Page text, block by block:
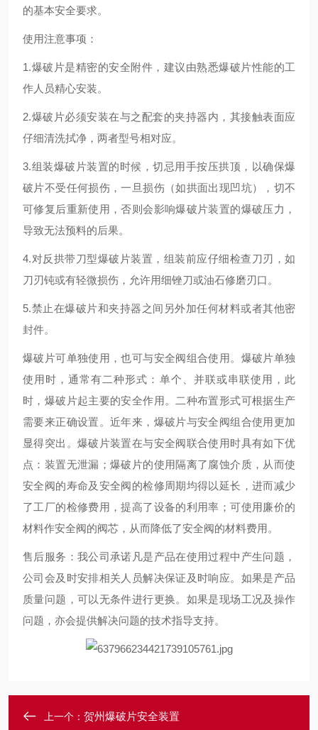
的基本安全要求。
使用注意事项：
1.爆破片是精密的安全附件，建议由熟悉爆破片性能的工
作人员精心安装。
2.爆破片必须安装在与之配套的夹持器内，其接触表面应
仔细清洗拭净，两者型号相对应。
3.组装爆破片装置的时候，切忌用手按压拱顶，以确保爆
破片不受任何损伤，一旦损伤（如拱面出现凹坑），切不
可修复后重新使用，否则会影响爆破片装置的爆破压力，
导致无法预料的后果。
4.对反拱带刀型爆破片装置，组装前应仔细检查刀刃，如
刀刃钝或有轻微损伤，允许用细锉刀或油石修磨刃口。
5.禁止在爆破片和夹持器之间另外加任何材料或者其他密
封件。
爆破片可单独使用，也可与安全阀组合使用。爆破片单独
使用时，通常有二种形式：单个、并联或串联使用，此
时，爆破片起主要的安全作用。二种布置形式可根据生产
需要来正确设置。近年来，爆破片与安全阀组合使用更加
显得突出。爆破片装置在与安全阀联合使用时具有如下优
点：装置无泄漏；爆破片的使用隔离了腐蚀介质，从而使
安全阀的寿命及安全阀的检修周期均得以延长，进而减少
了工厂的检修费用，提高了设备的利用率；可使用廉价的
材料作安全阀的阀芯，从而降低了安全阀的材料费用。
售后服务：我公司承诺凡是产品在使用过程中产生问题，
公司会及时安排相关人员解决保证及时响应。如果是产品
质量问题，可以无条件进行更换。如果是现场工况及操作
问题，亦会提供解决问题的技术指导支持。
上一个： 贺州爆破片安全装置